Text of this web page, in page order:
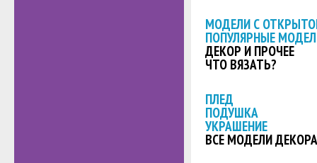
МОДЕЛИ С
ПОПУЛЯРНЫЕ
ДЕКОР И ПРОЧЕЕ
ЧТО ВЯЗАТЬ?
ПЛЕД
ПОДУШКА
УКРАШЕНИЕ
ВСЕ МОДЕЛИ ДЕКОРА